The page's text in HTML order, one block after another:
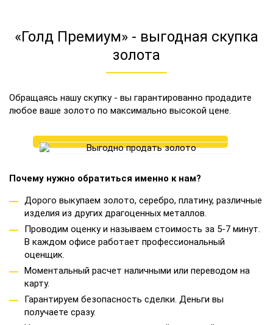
«Голд Премиум» - выгодная скупка
золота
Обращаясь нашу скупку - вы гарантированно продадите
любое ваше золото по максимально высокой цене.
Почему нужно обратиться именно к нам?
Дорого выкупаем золото, серебро, платину, различные
изделия из других драгоценных металлов.
Проводим оценку и называем стоимость за 5-7 минут.
В каждом офисе работает профессиональный
оценщик.
Моментальный расчет наличными или переводом на
карту.
Гарантируем безопасность сделки. Деньги вы
получаете сразу.